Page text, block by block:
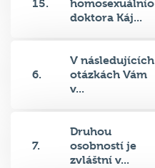
15.
homosexuálnío
doktora Káj...
6.
V následujících
otázkách Vám
v...
7.
Druhou
osobností je
zvláštní v...